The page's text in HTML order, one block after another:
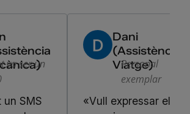
va ser un
un SMS
Dani
(Assistència
Viatge)
Personal
exemplar
«Vull expressar el